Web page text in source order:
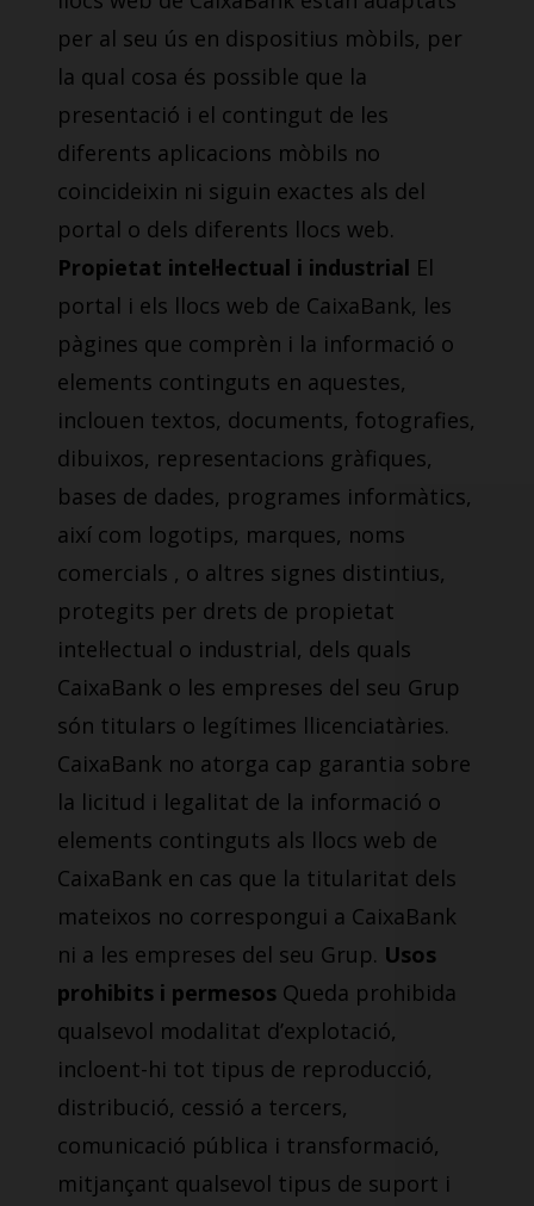
per al seu ús en dispositius mòbils, per
la qual cosa és possible que la
presentació i el contingut de les
diferents aplicacions mòbils no
coincideixin ni siguin exactes als del
portal o dels diferents llocs web.
Propietat intel·lectual i industrial El
portal i els llocs web de CaixaBank, les
pàgines que comprèn i la informació o
elements continguts en aquestes,
inclouen textos, documents, fotografies,
dibuixos, representacions gràfiques,
bases de dades, programes informàtics,
així com logotips, marques, noms
comercials , o altres signes distintius,
protegits per drets de propietat
intel·lectual o industrial, dels quals
CaixaBank o les empreses del seu Grup
són titulars o legítimes llicenciatàries.
CaixaBank no atorga cap garantia sobre
la licitud i legalitat de la informació o
elements continguts als llocs web de
CaixaBank en cas que la titularitat dels
mateixos no correspongui a CaixaBank
ni a les empreses del seu Grup. Usos
prohibits i permesos Queda prohibida
qualsevol modalitat d’explotació,
incloent-hi tot tipus de reproducció,
distribució, cessió a tercers,
comunicació pública i transformació,
mitjançant qualsevol tipus de suport i